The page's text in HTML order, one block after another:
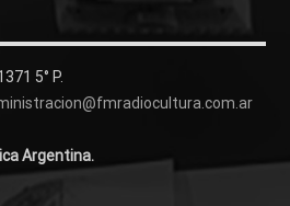
5° P.
Argentina.